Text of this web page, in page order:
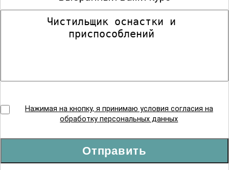
Нажимая на кнопку, я принимаю условия согласия на
обработку персональных данных
Отправить